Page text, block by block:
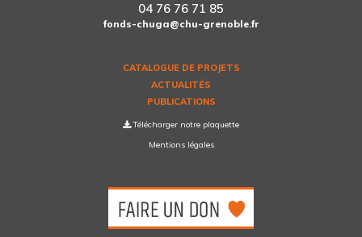
04 76 76 71 85
fonds-chuga@chu-grenoble.fr
CATALOGUE DE PROJETS
ACTUALITÉS
PUBLICATIONS
Télécharger notre plaquette
Mentions légales